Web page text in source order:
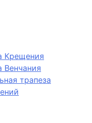
Крещения
Венчания
трапеза